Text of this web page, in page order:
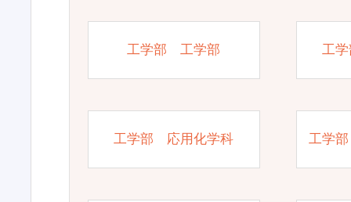
工学部 工学部 工
工学部 応用化学科 工学